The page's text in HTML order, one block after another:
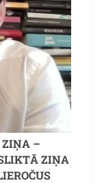
ZIŅA –
ZIŅA